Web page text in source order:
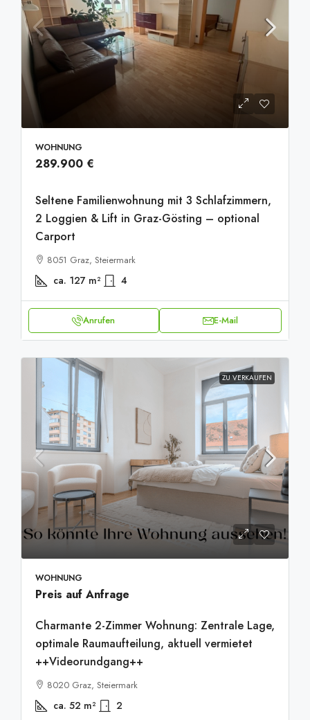
WOHNUNG
289.900 €
Seltene Familienwohnung mit 3 Schlafzimmern,
2 Loggien & Lift in Graz-Gösting – optional
Carport
8051 Graz, Steiermark
ca. 127 m² 4
Anrufen E-Mail
ZU VERKAUFEN
WOHNUNG
Preis auf Anfrage
Charmante 2-Zimmer Wohnung: Zentrale Lage,
optimale Raumaufteilung, aktuell vermietet
++Videorundgang++
8020 Graz, Steiermark
ca. 52 m² 2